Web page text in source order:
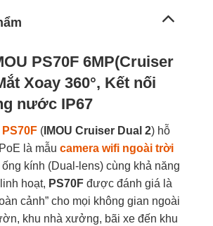
PS70F 6MP(Cruiser
Xoay 360°, Kết nối
nước IP67
( IMOU Cruiser Dual 2) hỗ
là mẫu camera wifi ngoài trời
kính (Dual-lens) cùng khả năng
hoạt, PS70F được đánh giá là
cảnh” cho mọi không gian ngoài
khu nhà xưởng, bãi xe đến khu